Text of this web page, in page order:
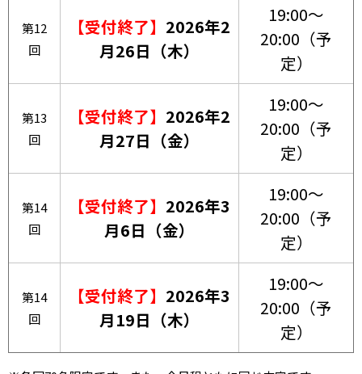
第12
回
【受付終了】 2026年2
月26日（木）
19:00～
20:00（予
定）
第13
回
【受付終了】 2026年2
月27日（金）
19:00～
20:00（予
定）
第14
回
【受付終了】 2026年3
月6日（金）
19:00～
20:00（予
定）
第14
回
【受付終了】 2026年3
月19日（木）
19:00～
20:00（予
定）